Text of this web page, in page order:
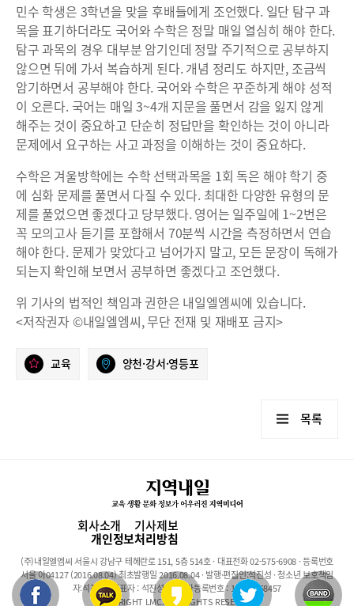
민수 학생은 3학년을 맞을 후배들에게 조언했다. 일단 탐구 과
목을 표기하더라도 국어와 수학은 정말 매일 열심히 해야 한다.
탐구 과목의 경우 대부분 암기인데 정말 주기적으로 공부하지
않으면 뒤에 가서 복습하게 된다. 개념 정리도 하지만, 조금씩
암기하면서 공부해야 한다. 국어와 수학은 꾸준하게 해야 성적
이 오른다. 국어는 매일 3~4개 지문을 풀면서 감을 잃지 않게
해주는 것이 중요하고 단순히 정답만을 확인하는 것이 아니라
문제에서 요구하는 사고 과정을 이해하는 것이 중요하다.
수학은 겨울방학에는 수학 선택과목을 1회 독은 해야 학기 중
에 심화 문제를 풀면서 다질 수 있다. 최대한 다양한 유형의 문
제를 풀었으면 좋겠다고 당부했다. 영어는 일주일에 1~2번은
꼭 모의고사 듣기를 포함해서 70분씩 시간을 측정하면서 연습
해야 한다. 문제가 맞았다고 넘어가지 말고, 모든 문장이 독해가
되는지 확인해 보면서 공부하면 좋겠다고 조언했다.
위 기사의 법적인 책임과 권한은 내일엘엠씨에 있습니다.
<저작권자 ©내일엘엠씨, 무단 전재 및 재배포 금지>
교육 양천·강서·영등포
목록
회사소개 기사제보
개인정보처리방침
(주)내일엘엠씨 서울시 강남구 테헤란로 151, 5층 514호 · 대표전화 02-575-6908 · 등록번호
서울 아04127 (2016.08.04) 최초발행일 2016.08.04 · 발행·편집인:석진성 · 청소년 보호책임
자:석진성 · 대표자 : 석진성 · 사업자등록번호 : 101-86-68457
COPYRIGHT LMC. ALL RIGHTS RESERVED.